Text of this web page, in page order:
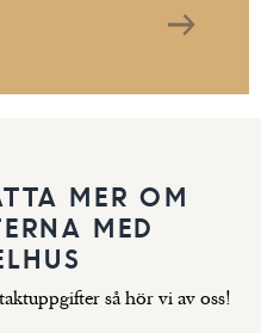
MER OM
MED
så hör vi av oss!